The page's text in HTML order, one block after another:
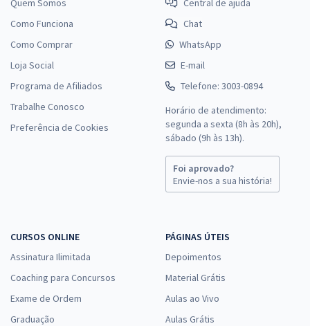
Quem Somos
Como Funciona
Como Comprar
Loja Social
Programa de Afiliados
Trabalhe Conosco
Preferência de Cookies
Central de ajuda
Chat
WhatsApp
E-mail
Telefone: 3003-0894
Horário de atendimento:
segunda a sexta (8h às 20h),
sábado (9h às 13h).
Foi aprovado?
Envie-nos a sua história!
CURSOS ONLINE
Assinatura Ilimitada
Coaching para Concursos
Exame de Ordem
Graduação
PÁGINAS ÚTEIS
Depoimentos
Material Grátis
Aulas ao Vivo
Aulas Grátis